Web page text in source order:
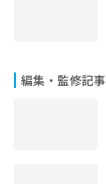
編集・監修記事